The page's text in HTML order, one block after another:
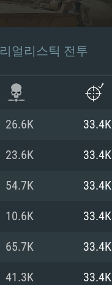
리얼리스틱 전투
26.6K 33.4K
23.6K 33.4K
54.7K 33.4K
10.6K 33.4K
65.7K 33.4K
41.3K 33.4K